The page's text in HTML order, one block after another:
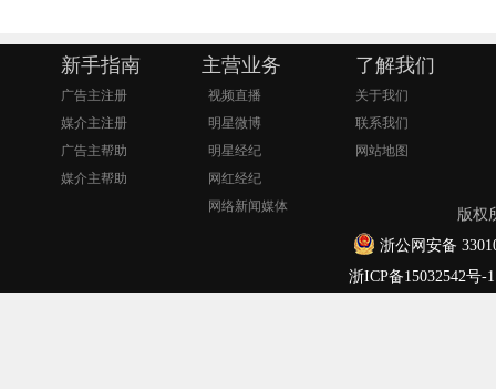
新手指南
广告主注册
媒介主注册
广告主帮助
媒介主帮助
主营业务
视频直播
明星微博
明星经纪
网红经纪
网络新闻媒体
了解我们
关于我们
联系我们
网站地图
版权
浙公网安备
浙ICP备15032542号-1